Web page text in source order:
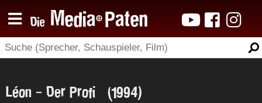
Léon - Der Profi (1994)